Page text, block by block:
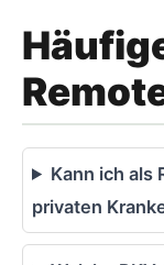
Kann ich als
privaten